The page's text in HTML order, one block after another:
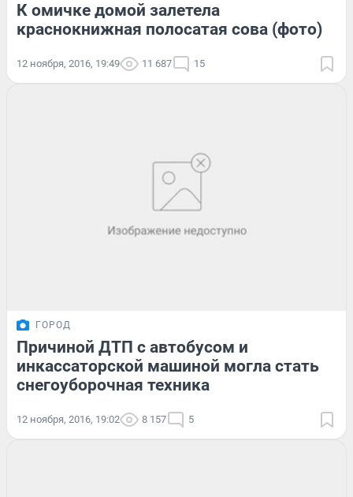
К омичке домой залетела
краснокнижная полосатая сова (фото)
12 ноября, 2016, 19:49 11 687 15
ГОРОД
Причиной ДТП с автобусом и
инкассаторской машиной могла стать
снегоуборочная техника
12 ноября, 2016, 19:02 8 157 5